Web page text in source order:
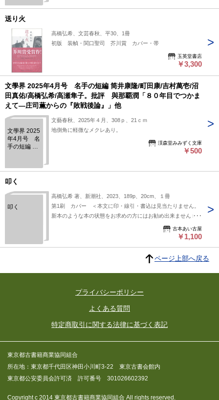
送り火
高橋弘希、文芸春秋、平30、1冊
初版 装幀・関口聖司 芥川賞 カバー・帯
玉英堂書店
￥3,300
文學界 2025年4月号 名手の短編 筒井康隆/町田康/吉村萬壱/沼
田真佑/高橋弘希/高瀬隼子。批評 與那覇潤「８０年目でつかま
えて―庄司薫からの『敗戦後論』」他
文學界 2025
年4月号 名
手の短編 筒
沼田真佑/高
橋弘希/高瀬
隼子。批
評 與那覇
目でつかま
文藝春秋、2025年４月、308ｐ、21ｃｍ
地側角に軽微なメクレあり。
渓森堂みみずく文庫
￥500
叩く
叩く
高橋弘希 著、新潮社、2023、189p、20cm、１冊
第1刷 カバー ＜本文に印・線引・書込は見当たりません。
新本のような本の状態をお求めの方にはお勧め出来ません＞ク
レジット・キャリア決済での「単品スピード注文（即決ご注
文）」の際、送料（配送方法は弊店都合になります）は負担い
古本あい古屋
￥1,100
ページ上部へ戻る
プライバシーポリシー
よくある質問
特定商取引に関する法律に基づく表記
東京都古書籍商業協同組合
所在地：東京都千代田区神田小川町3-22 東京古書会館内
東京都公安委員会許可済 許可番号 301026602392
Copyright c 2014 東京都古書籍商業協同組合 All rights reserved.